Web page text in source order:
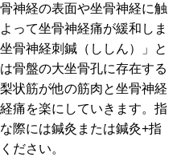
神経の表面や坐骨神経に触
って坐骨神経痛が緩和しま
骨神経刺鍼（ししん）」と
骨盤の大坐骨孔に存在する
状筋が他の筋肉と坐骨神経
痛を楽にしていきます。指
際には鍼灸または鍼灸+指
ださい。